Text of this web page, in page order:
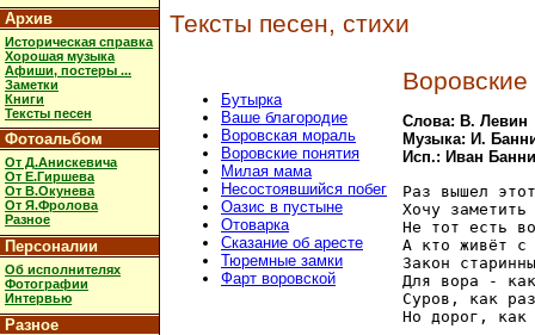
Архив
Историческая справка
Хорошая музыка
Афиши, постеры ...
Заметки
Книги
Тексты песен
Фотоальбом
От Д.Анискевича
От Е.Гиршева
От В.Окунева
От Я.Фролова
Разное
Персоналии
Об исполнителях
Фотографии
Интервью
Разное
Тексты песен, стихи
Бутырка
Ваше благородие
Воровская мораль
Воровские понятия
Милая мама
Несостоявшийся побег
Оазис в пустыне
Отоварка
Сказание об аресте
Тюремные замки
Фарт воровской
Воровские
Слова: В. Левин
Музыка: И.
Исп.: Иван
Раз вышел
Хочу
Не тот есть
А кто живёт с
Закон
Для вора -
Суров, как
Но дорог, как